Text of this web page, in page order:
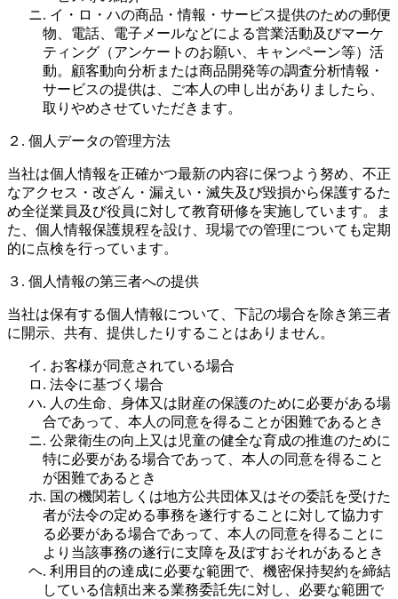
ニ. イ・ロ・ハの商品・情報・サービス提供のための郵便
物、電話、電子メールなどによる営業活動及びマーケ
ティング（アンケートのお願い、キャンペーン等）活
動。顧客動向分析または商品開発等の調査分析情報・
サービスの提供は、ご本人の申し出がありましたら、
取りやめさせていただきます。
２. 個人データの管理方法
当社は個人情報を正確かつ最新の内容に保つよう努め、不正
なアクセス・改ざん・漏えい・滅失及び毀損から保護するた
め全従業員及び役員に対して教育研修を実施しています。ま
た、個人情報保護規程を設け、現場での管理についても定期
的に点検を行っています。
３. 個人情報の第三者への提供
当社は保有する個人情報について、下記の場合を除き第三者
に開示、共有、提供したりすることはありません。
イ. お客様が同意されている場合
ロ. 法令に基づく場合
ハ. 人の生命、身体又は財産の保護のために必要がある場
合であって、本人の同意を得ることが困難であるとき
ニ. 公衆衛生の向上又は児童の健全な育成の推進のために
特に必要がある場合であって、本人の同意を得ること
が困難であるとき
ホ. 国の機関若しくは地方公共団体又はその委託を受けた
者が法令の定める事務を遂行することに対して協力す
る必要がある場合であって、本人の同意を得ることに
より当該事務の遂行に支障を及ぼすおそれがあるとき
ヘ. 利用目的の達成に必要な範囲で、機密保持契約を締結
している信頼出来る業務委託先に対し、必要な範囲で